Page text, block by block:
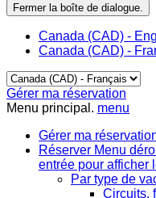
Fermer la boîte de dialogue.
Canada (CAD) -
Canada (CAD) -
Gérer ma réservation
Menu principal. menu
Gérer ma
Réserver Menu
entrée pour afficher
Par type de
Circuits,